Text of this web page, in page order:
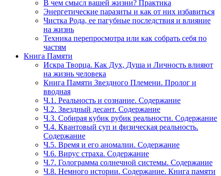
В чем смысл вашей жизни? Практика
Энергетические паразиты и как от них избавиться
Чистка Рода, ее пагубные последствия и влияние
на жизнь
Техника перепросмотра или как собрать себя по
частям
Книга Памяти
Искра Творца. Как Дух, Душа и Личность влияют
на жизнь человека
Книга Памяти Звездного Племени. Пролог и
вводная
Ч.1. Реальность и сознание. Содержание
Ч.2. Звездный десант. Содержание
Ч.3. Собирая кубик рубик реальности. Содержание
Ч.4. Квантовый суп и физическая реальность.
Содержание
Ч.5. Время и его аномалии. Содержание
Ч.6. Вирус страха. Содержание
Ч.7. Голограмма солнечной системы. Содержание
Ч.8. Немного истории. Содержание. Книга памяти